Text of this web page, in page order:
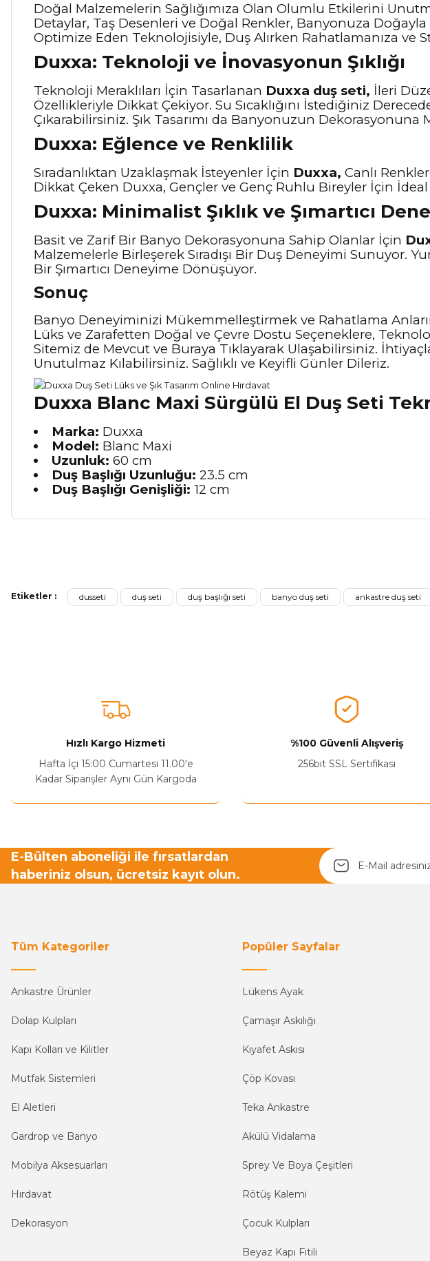
Doğal Malzemelerin Sağlığımıza Olan Olumlu Etkilerini
Detaylar, Taş Desenleri ve Doğal Renkler, Banyonuza Doğayla
Optimize Eden Teknolojisiyle, Duş Alırken Rahatlamanıza ve
Duxxa: Teknoloji ve İnovasyonun Şıklığı
Teknoloji Meraklıları İçin Tasarlanan Duxxa duş seti, İleri
Özellikleriyle Dikkat Çekiyor. Su Sıcaklığını İstediğiniz
Çıkarabilirsiniz. Şık Tasarımı da Banyonuzun
Duxxa: Eğlence ve Renklilik
Sıradanlıktan Uzaklaşmak İsteyenler İçin Duxxa, Canlı
Dikkat Çeken Duxxa, Gençler ve Genç Ruhlu Bireyler İçin İdeal
Duxxa: Minimalist Şıklık ve Şımartıcı
Basit ve Zarif Bir Banyo Dekorasyonuna Sahip Olanlar İçin
Malzemelerle Birleşerek Sıradışı Bir Duş Deneyimi Sunuyor.
Bir Şımartıcı Deneyime Dönüşüyor.
Sonuç
Banyo Deneyiminizi Mükemmelleştirmek ve Rahatlama
Lüks ve Zarafetten Doğal ve Çevre Dostu Seçeneklere,
Sitemiz de Mevcut ve Buraya Tıklayarak Ulaşabilirsiniz.
Unutulmaz Kılabilirsiniz. Sağlıklı ve Keyifli Günler Dileriz.
Duxxa Blanc Maxi Sürgülü El Duş Seti
Marka: Duxxa
Model: Blanc Maxi
Uzunluk: 60 cm
Duş Başlığı Uzunluğu: 23.5 cm
Duş Başlığı Genişliği: 12 cm
Ürün resmi kalitesiz, bozuk veya görüntülenemiyor.
Etiketler : dusseti duş seti duş başlığı seti banyo duş seti ankastre duş seti
Hızlı Kargo Hizmeti
Hafta İçi 15:00 Cumartesi 11.00'e
Kadar Siparişler Aynı Gün Kargoda
%100 Güvenli Alışveriş
256bit SSL Sertifikası
E-Bülten aboneliği ile fırsatlardan
haberiniz olsun, ücretsiz kayıt olun.
Tüm Kategoriler
Ankastre Ürünler
Dolap Kulpları
Kapı Kolları ve Kilitler
Mutfak Sistemleri
El Aletleri
Gardrop ve Banyo
Mobilya Aksesuarları
Hırdavat
Dekorasyon
Popüler Sayfalar
Lükens Ayak
Çamaşır Askılığı
Kıyafet Askısı
Çöp Kovası
Teka Ankastre
Akülü Vidalama
Sprey Ve Boya Çeşitleri
Rötüş Kalemi
Çocuk Kulpları
Beyaz Kapı Fitili